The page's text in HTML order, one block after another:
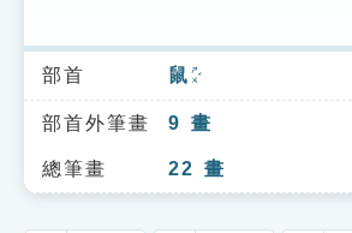
索引選單
知識索引
單字索引
部首 鼠 ㄕㄨˇ
部首外筆畫 9 畫
總筆畫 22 畫